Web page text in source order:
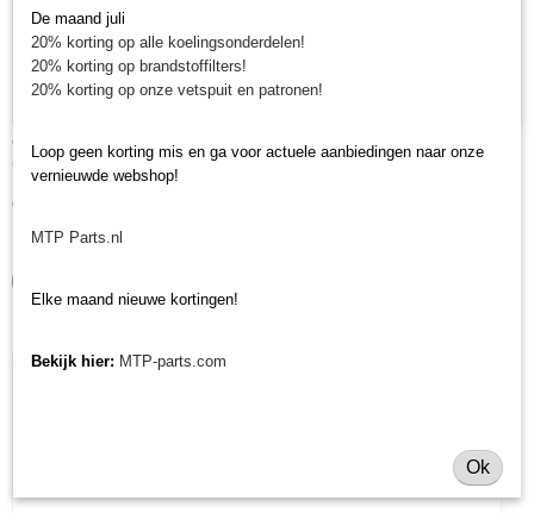
Wielhouder Muratori MT15ID/MT29/MT30R rechts
Wielhouder Muratori MT15ID/MT29/MT30R rechts Wielhouder voor…
€ 94,91
Op voorraad
De maand juli
20% korting op alle koelingsonderdelen!
20% korting op brandstoffilters!
20% korting op onze vetspuit en patronen!
Loop geen korting mis en ga voor actuele aanbiedingen naar onze
vernieuwde webshop!
MTP Parts.nl
Elke maand nieuwe kortingen!
Bekijk hier: MTP-parts.com
Ok